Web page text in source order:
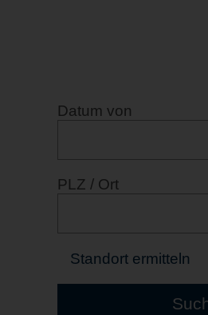
Datum von
PLZ / Ort
Standort ermitteln